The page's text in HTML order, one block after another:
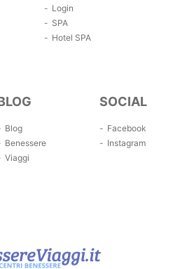
Login
SPA
Hotel SPA
Blog
Benessere
Viaggi
SOCIAL
Facebook
Instagram